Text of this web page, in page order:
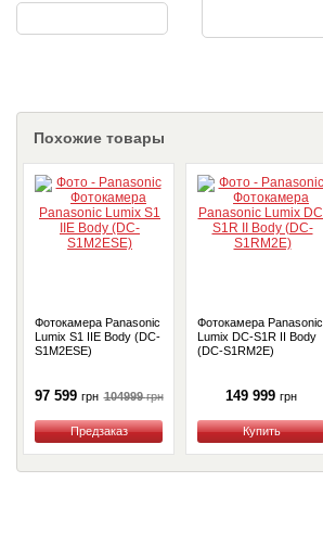
Похожие товары
Фотокамера Panasonic
Lumix S1 IIE Body (DC-
S1M2ESE)
97 599 грн 104999грн
Купить
Фотокамера Panasonic
Lumix DC-S1R II Body
(DC-S1RM2E)
149 999 грн
Купить